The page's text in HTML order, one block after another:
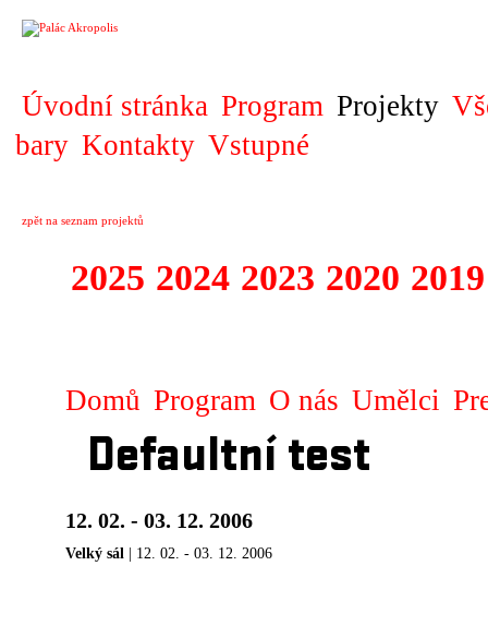
Úvodní stránka Program Projekty
bary Kontakty Vstupné
zpět na seznam projektů
2025 2024 2023 2020 2019
Domů Program O nás Umělci
Defaultní test
12. 02. - 03. 12. 2006
Velký sál | 12. 02. - 03. 12. 2006